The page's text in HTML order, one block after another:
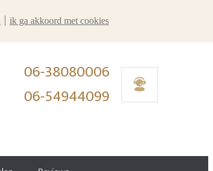
06-38080006
06-54944099
ik ga akkoord met cookies